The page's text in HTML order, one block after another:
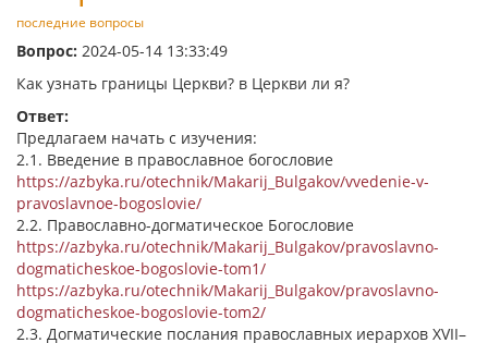
последние вопросы
Вопрос: 2024-05-14 13:33:49
Как узнать границы Церкви? в Церкви ли я?
Ответ:
Предлагаем начать с изучения:
2.1. Введение в православное богословие
https://azbyka.ru/otechnik/Makarij_Bulgakov/vvedenie-v-
pravoslavnoe-bogoslovie/
2.2. Православно-догматическое Богословие
https://azbyka.ru/otechnik/Makarij_Bulgakov/pravoslavno-
dogmaticheskoe-bogoslovie-tom1/
https://azbyka.ru/otechnik/Makarij_Bulgakov/pravoslavno-
dogmaticheskoe-bogoslovie-tom2/
2.3. Догматические послания православных иерархов XVII–